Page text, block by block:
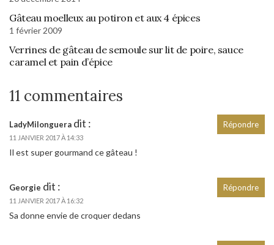
Gâteau moelleux au potiron et aux 4 épices
1 février 2009
Verrines de gâteau de semoule sur lit de poire, sauce
caramel et pain d’épice
11 commentaires
LadyMilonguera dit :
11 JANVIER 2017 À 14:33
Il est super gourmand ce gâteau !
Répondre
Georgie dit :
11 JANVIER 2017 À 16:32
Sa donne envie de croquer dedans
Répondre